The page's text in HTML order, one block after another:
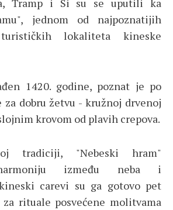
jednom od najpoznatijih
lokaliteta kineske
1420. godine, poznat je po
dobru žetvu - kružnoj drvenoj
krovom od plavih crepova.
tradiciji, "Nebeski hram"
između neba i
carevi su ga gotovo pet
rituale posvećene molitvama